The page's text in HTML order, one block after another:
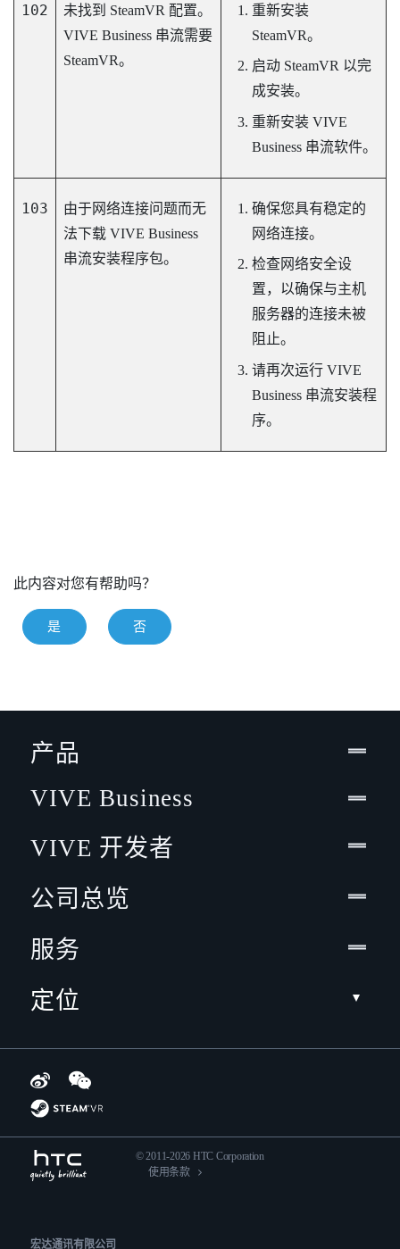
102
未找到 SteamVR 配置。
VIVE Business 串流需要
SteamVR。
重新安装
SteamVR。
启动 SteamVR 以完
成安装。
重新安装 VIVE
Business 串流软件。
103
由于网络连接问题而无
法下载 VIVE Business
串流安装程序包。
确保您具有稳定的
网络连接。
检查网络安全设
置，以确保与主机
服务器的连接未被
阻止。
请再次运行 VIVE
Business 串流安装程
序。
此内容对您有帮助吗？
是 否
产品
VIVE Business
VIVE 开发者
公司总览
服务
定位
© 2011-2026 HTC Corporation
使用条款
宏达通讯有限公司